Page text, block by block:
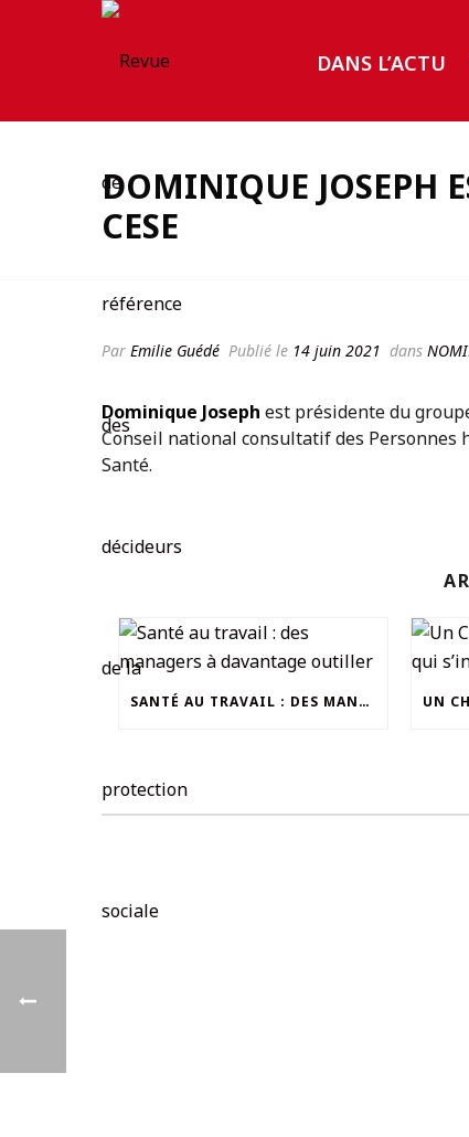
DANS L’ACTU
DOMINIQUE JOSEPH
CESE
Par Emilie Guédé Publié le 14 juin 2021 dans
Dominique Joseph est présidente du
Conseil national consultatif des Personnes
Santé.
SANTÉ AU TRAVAIL : DES MANAGERS À DAVANTAGE OUTILLER